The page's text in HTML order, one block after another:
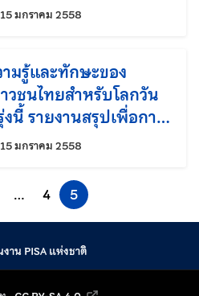
15 มกราคม 2558แก้ไขล่าสุดเมื่อ:
มรู้และทักษะของ
วชนไทยสำหรับโลกวัน
นี้ รายงานสรุปเพื่อการ
าร
15 มกราคม 2558แก้ไขล่าสุดเมื่อ:
งหน้าก่อนหน้า
… 4 5
าน PISA แห่งชาติ